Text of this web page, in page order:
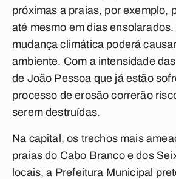
próximas a praias, por exemplo,
até mesmo em dias
mudança climática poderá
ambiente. Com a intensidade
de João Pessoa que já estão
processo de erosão correrão
serem destruídas.
Na capital, os trechos mais
praias do Cabo Branco e dos
locais, a Prefeitura Municipal